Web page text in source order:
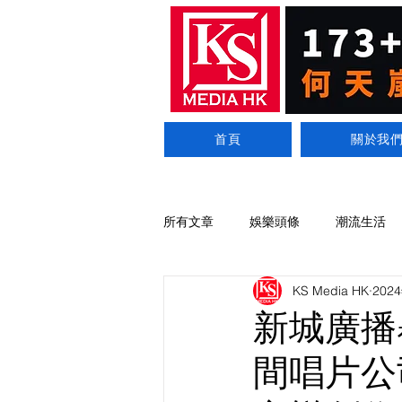
首頁 關於我
所有文章 娛樂頭條 潮流生活
新城廣
間唱片
KS Media HK